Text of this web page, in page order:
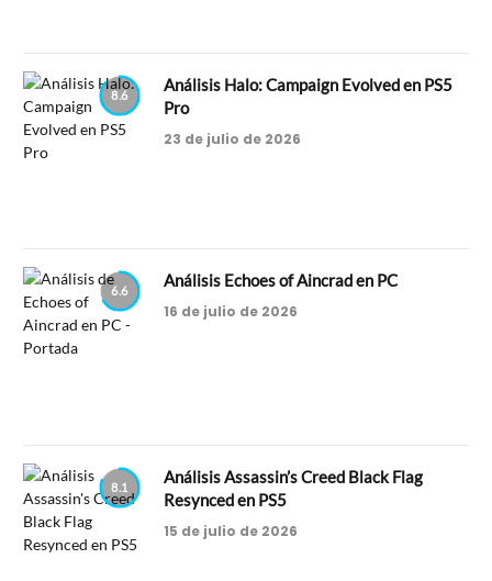
8.6
Análisis Halo: Campaign Evolved en PS5
Pro
23 de julio de 2026
6.6
Análisis Echoes of Aincrad en PC
16 de julio de 2026
8.1
Análisis Assassin’s Creed Black Flag
Resynced en PS5
15 de julio de 2026